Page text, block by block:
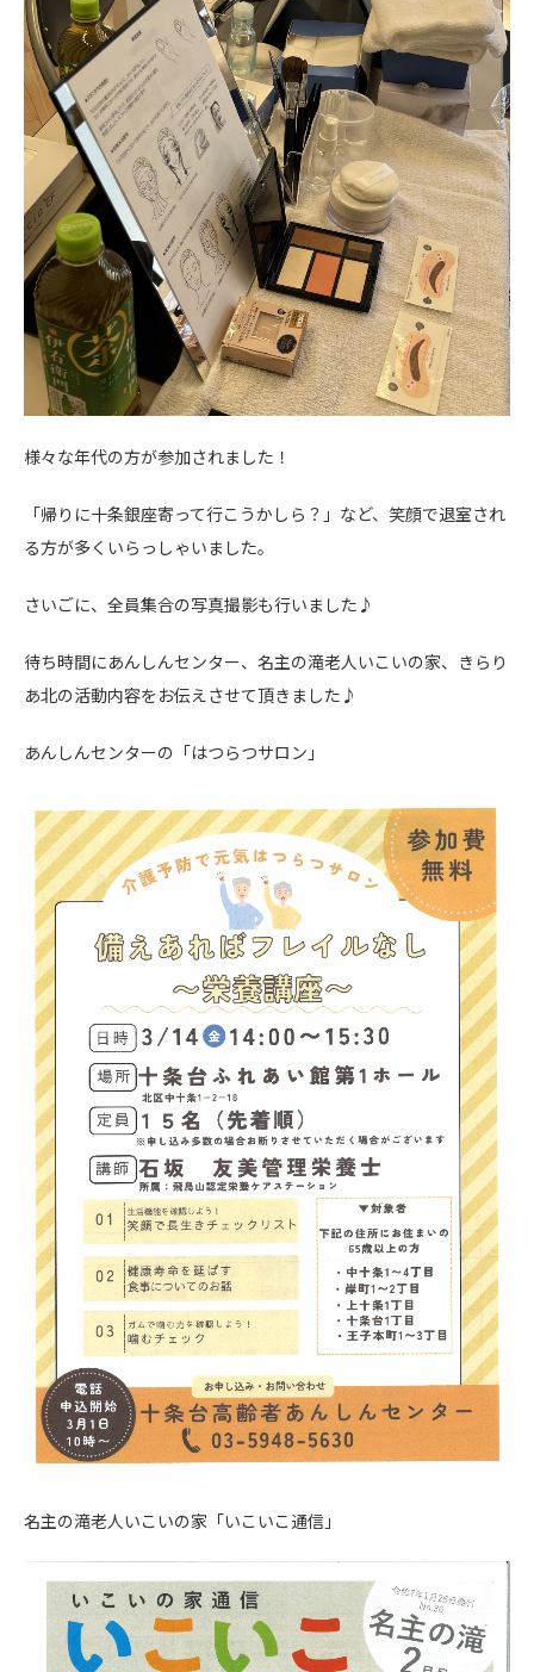
様々な年代の方が参加されました！
「帰りに十条銀座寄って行こうかしら？」など、笑顔で退室され
る方が多くいらっしゃいました。
さいごに、全員集合の写真撮影も行いました♪
待ち時間にあんしんセンター、 名主の滝老人いこいの家、 きらり
あ北の活動内容をお伝えさせて頂きました♪
あんしんセンターの「はつらつサロン」
名主の滝老人いこいの家「いこいこ通信」